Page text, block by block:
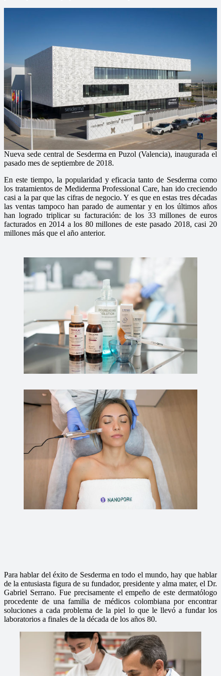
Nueva sede central de Sesderma en Puzol (Valencia), inaugurada el
pasado mes de septiembre de 2018.
En este tiempo, la popularidad y eficacia tanto de Sesderma como
los tratamientos de Mediderma Professional Care, han ido creciendo
casi a la par que las cifras de negocio. Y es que en estas tres décadas
las ventas tampoco han parado de aumentar y en los últimos años
han logrado triplicar su facturación: de los 33 millones de euros
facturados en 2014 a los 80 millones de este pasado 2018, casi 20
millones más que el año anterior.
Para hablar del éxito de Sesderma en todo el mundo, hay que hablar
de la entusiasta figura de su fundador, presidente y alma mater, el Dr.
Gabriel Serrano. Fue precisamente el empeño de este dermatólogo
procedente de una familia de médicos colombiana por encontrar
soluciones a cada problema de la piel lo que le llevó a fundar los
laboratorios a finales de la década de los años 80.